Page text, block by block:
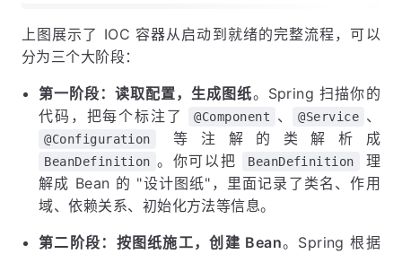
上图展示了 IOC 容器从启动到就绪的完整流程，可以
分为三个大阶段：
第一阶段：读取配置，生成图纸。Spring 扫描你的
代码，把每个标注了
@Component 、 @Service 、
@Configuration 等注解的类解析成
BeanDefinition 。你可以把 BeanDefinition
理
解成 Bean 的 "设计图纸"，里面记录了类名、作用
域、依赖关系、初始化方法等信息。
第二阶段：按图纸施工，创建 Bean。Spring 根据